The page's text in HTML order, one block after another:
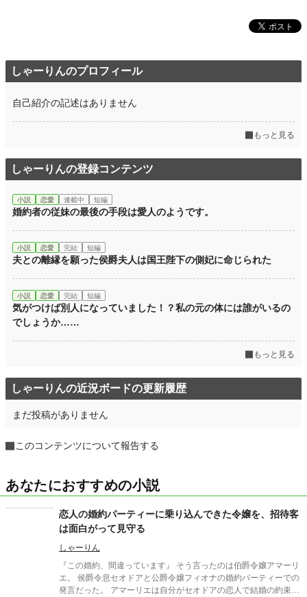
しゃーりんのプロフィール
自己紹介の記述はありません
もっと見る
しゃーりんの登録コンテンツ
小説 恋愛 連載中 短編
婚約者の従妹の最後の手段は愛人のようです。
小説 恋愛 完結 短編
夫との離縁を願った侯爵夫人は国王陛下の側妃に命じられた
小説 恋愛 完結 短編
気がつけば別人になっていました！？私の元の体には誰がいるの
でしょうか……
もっと見る
しゃーりんの近況ボードの更新履歴
まだ投稿がありません
このコンテンツについて報告する
あなたにおすすめの小説
恋人の婚約パーティーに乗り込んできた令嬢を、招待客
は面白がって見守る
しゃーりん
『この婚約、間違っています』 そう言ったのは伯爵令嬢アマーリ
エ。 侯爵令息セオドアと公爵令嬢フィオナの婚約パーティーでの
発言だった。 アマーリエは自分がセオドアの恋人で結婚の約束を